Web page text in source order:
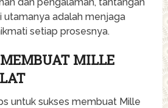
utamanya adalah menjaga
setiap prosesnya.
MILLE
untuk sukses membuat Mille